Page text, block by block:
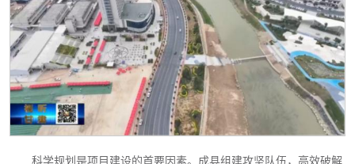
科学规划是项目建设的首要因素。成县组建攻坚队伍，高效破解